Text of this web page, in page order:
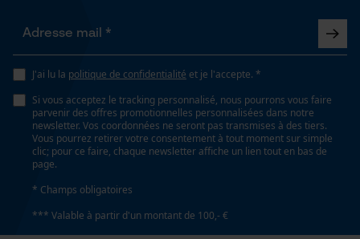
Fonction de hachage
Inverseur de phase
Non
Coupe en biais
Non
J'ai lu la politique de confidentialité et je l'accepte. *
Si vous acceptez le tracking personnalisé, nous pourrons vous faire
parvenir des offres promotionnelles personnalisées dans notre
newsletter. Vos coordonnées ne seront pas transmises à des tiers.
Vous pourrez retirer votre consentement à tout moment sur simple
clic; pour ce faire, chaque newsletter affiche un lien tout en bas de
page.
* Champs obligatoires
*** Valable à partir d'un montant de 100,- €
Salutation personnelle
utilisateurs
Vidéos YouTube
Google Maps